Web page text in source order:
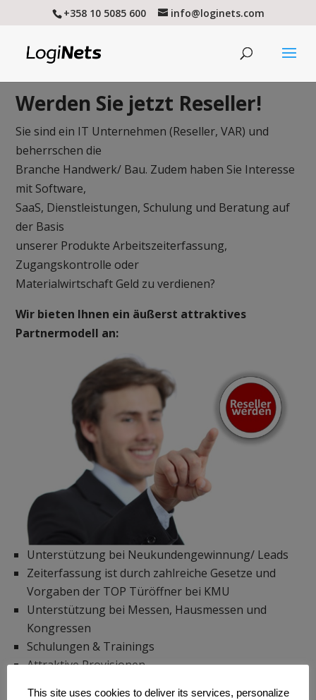
+358 10 5085 600 info@loginets.com
Werden Sie jetzt Reseller!
Sie sind ein IT Unternehmen (Reseller, VAR) und
beherrschen die
Branche Handwerk/ Bau. Zudem haben Sie Interesse
mit Software,
SaaS, Dienstleistungen, Schulung und Beratung auf
der Basis
unserer Produkte Arbeitszeiterfassung,
Zugangskontrolle oder
Materialwirtschaft Geld zu verdienen?
Wir bieten Ihnen ein äußerst attraktives
Partnermodell an:
Unterstützung bei Neukundengewinnung/ Leads
Zeiterfassung ist durch zahlreiche Gesetze und
Vorgaben der TOP Türöffner bei KMU
Unterstützung bei Messen, Hausmessen und
Kongressen
Schulungen & Trainings
Attraktive Provisionen
This site uses cookies to deliver its services, personalize